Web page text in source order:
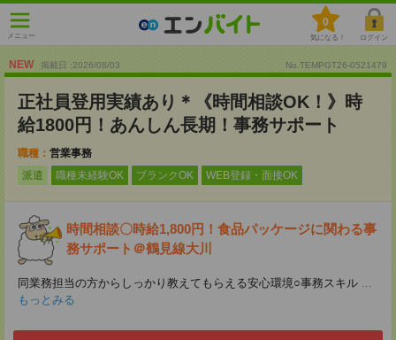
メニュー
0
気になる！ ログイン
NEW 掲載日 :2026/08/03 No.TEMPGT26-0521479
正社員登用実績あり＊《時間相談OK！》時
給1800円！あんしん長期！事務サポート
職種： 営業事務
派遣
職種未経験OK ブランクOK WEB登録・面接OK
時間相談〇時給1,800円！食品パッケージに関わる事
務サポート＠鶴見線大川
同業務担当の方からしっかり教えてもらえる安心環境○事務スキル ...
もっとみる